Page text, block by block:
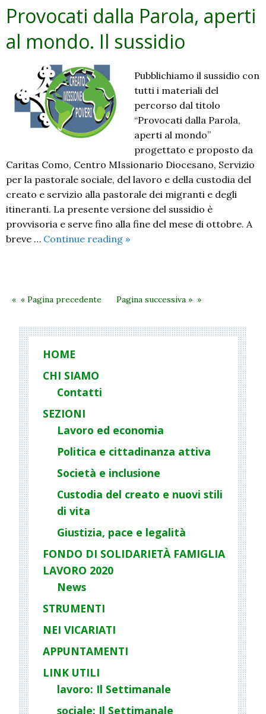
settembre
Provocati dalla Parola, aperti
al mondo. Il sussidio
Pubblichiamo il sussidio con
tutti i materiali del
percorso dal titolo
“Provocati dalla Parola,
aperti al mondo”
progettato e proposto da
Caritas Como, Centro MIssionario Diocesano, Servizio
per la pastorale sociale, del lavoro e della custodia del
creato e servizio alla pastorale dei migranti e degli
itineranti. La presente versione del sussidio è
provvisoria e serve fino alla fine del mese di ottobre. A
breve … Continue reading Provocati
al
Il
»
« Pagina precedente Pagina successiva »
HOME
CHI SIAMO
Contatti
SEZIONI
Lavoro ed economia
Politica e cittadinanza attiva
Società e inclusione
Custodia del creato e nuovi stili
di vita
Giustizia, pace e legalità
FONDO DI SOLIDARIETÀ FAMIGLIA
LAVORO 2020
News
STRUMENTI
NEI VICARIATI
APPUNTAMENTI
LINK UTILI
lavoro: Il Settimanale
sociale: Il Settimanale